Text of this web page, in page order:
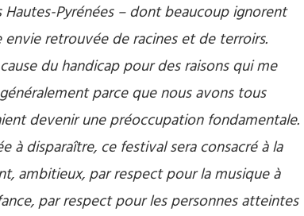
Pyrénées – dont beaucoup ignorent
retrouvée de racines et de terroirs.
du handicap pour des raisons qui me
parce que nous avons tous
devenir une préoccupation fondamentale.
à disparaître, ce festival sera consacré à la
ambitieux, par respect pour la musique à
par respect pour les personnes atteintes